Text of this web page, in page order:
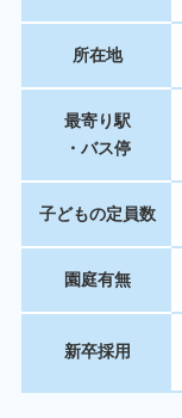
所在地
最寄り駅
・バス停
子どもの定員数
園庭有無
新卒採用